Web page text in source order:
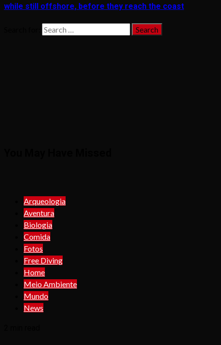
while still offshore, before they reach the coast
Arqueologia
Aventura
Biologia
Comida
Fotos
Free Diving
Home
Meio Ambiente
Mundo
News